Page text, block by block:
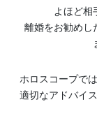
よほど相
離婚をお勧めし
ホロスコープで
適切なアドバイ